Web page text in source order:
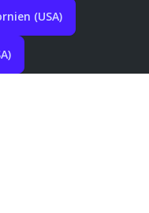
(USA)